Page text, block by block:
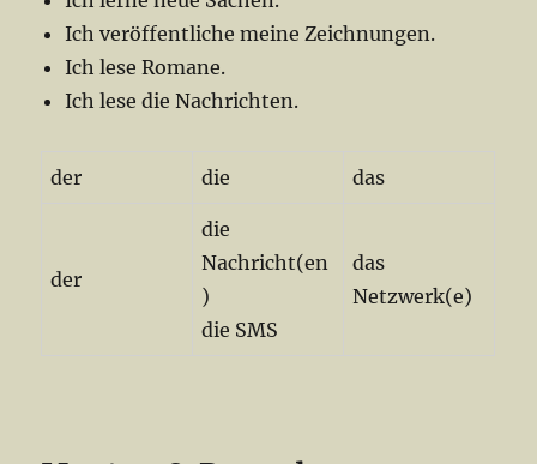
Ich veröffentliche meine Zeichnungen.
Ich lese Romane.
Ich lese die Nachrichten.
der die das
der
die
Nachricht(en
)
die SMS
das
Netzwerk(e)